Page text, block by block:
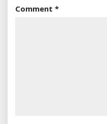
Comment *